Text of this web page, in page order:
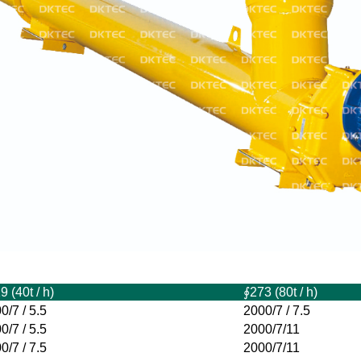
(40t / h)
∮273 (80t / h)
7 / 5.5
2000/7 / 7.5
7 / 5.5
2000/7/11
7 / 7.5
2000/7/11